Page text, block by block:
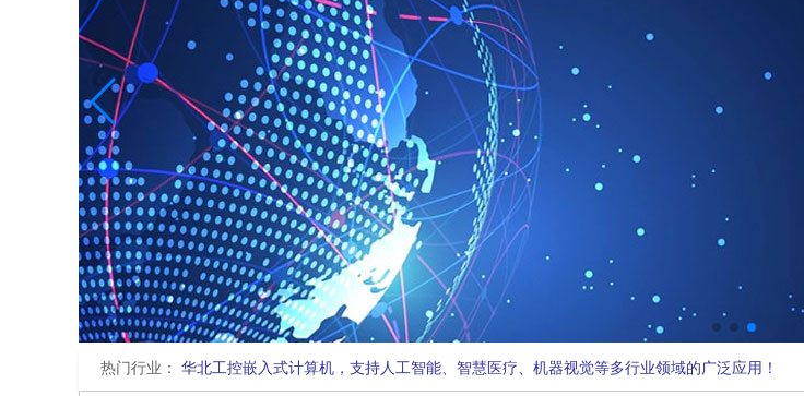
热门行业： 华北工控嵌入式计算机，支持人工智能、智慧医疗、机器视觉等多行业领域的广泛应用！